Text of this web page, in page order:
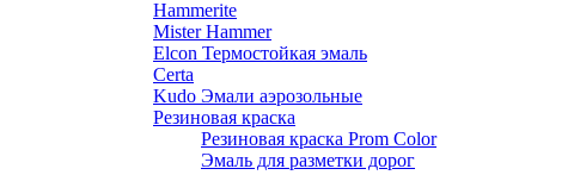
Hammerite
Mister Hammer
Elcon Термостойкая эмаль
Certa
Kudo Эмали аэрозольные
Резиновая краска
Резиновая краска Prom Color
Эмаль для разметки дорог